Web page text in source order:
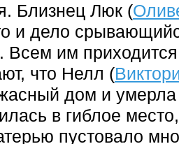
Близнец Люк (
и дело
Всем им
что Нелл (
дом и умерла
в гиблое
пустовало